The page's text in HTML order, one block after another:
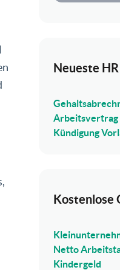
Neueste
Arbeitsvertrag
Kündigung
Kostenlose
Netto
Kindergeld